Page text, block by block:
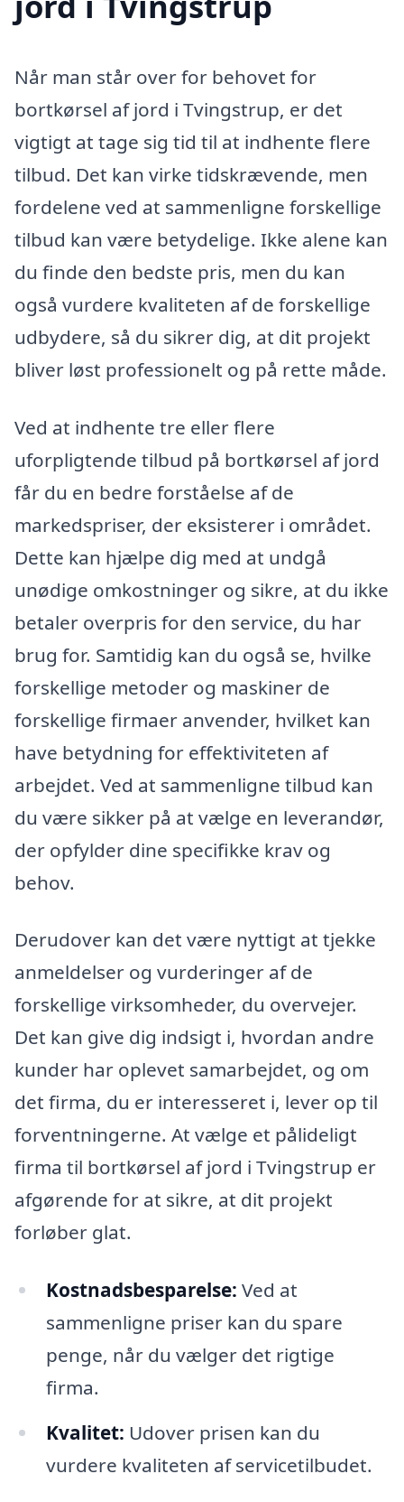
Når man står over for behovet for
bortkørsel af jord i Tvingstrup, er det
vigtigt at tage sig tid til at indhente flere
tilbud. Det kan virke tidskrævende, men
fordelene ved at sammenligne forskellige
tilbud kan være betydelige. Ikke alene kan
du finde den bedste pris, men du kan
også vurdere kvaliteten af de forskellige
udbydere, så du sikrer dig, at dit projekt
bliver løst professionelt og på rette måde.
Ved at indhente tre eller flere
uforpligtende tilbud på bortkørsel af jord
får du en bedre forståelse af de
markedspriser, der eksisterer i området.
Dette kan hjælpe dig med at undgå
unødige omkostninger og sikre, at du ikke
betaler overpris for den service, du har
brug for. Samtidig kan du også se, hvilke
forskellige metoder og maskiner de
forskellige firmaer anvender, hvilket kan
have betydning for effektiviteten af
arbejdet. Ved at sammenligne tilbud kan
du være sikker på at vælge en leverandør,
der opfylder dine specifikke krav og
behov.
Derudover kan det være nyttigt at tjekke
anmeldelser og vurderinger af de
forskellige virksomheder, du overvejer.
Det kan give dig indsigt i, hvordan andre
kunder har oplevet samarbejdet, og om
det firma, du er interesseret i, lever op til
forventningerne. At vælge et pålideligt
firma til bortkørsel af jord i Tvingstrup er
afgørende for at sikre, at dit projekt
forløber glat.
Kostnadsbesparelse: Ved at
sammenligne priser kan du spare
penge, når du vælger det rigtige
firma.
Kvalitet: Udover prisen kan du
vurdere kvaliteten af servicetilbudet.